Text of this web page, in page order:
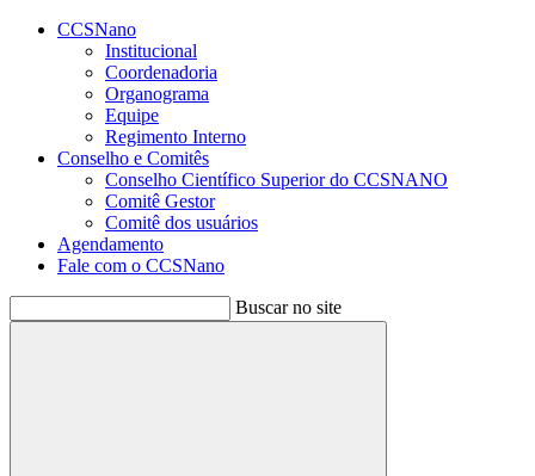
Conteúdo principal
CCSNano
Institucional
Coordenadoria
Organograma
Equipe
Regimento Interno
Conselho e Comitês
Conselho Científico Superior do CCSNANO
Comitê Gestor
Comitê dos usuários
Agendamento
Fale com o CCSNano
Buscar no site